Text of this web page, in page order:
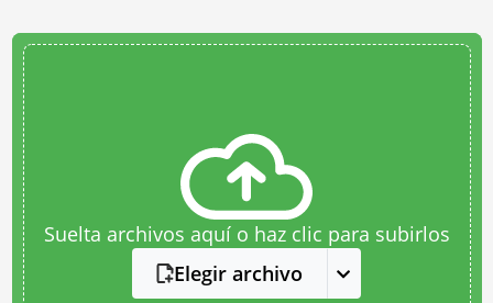
Suelta archivos aquí o haz clic para subirlos
Elegir archivo